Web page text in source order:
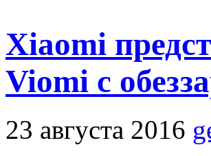
Xiaomi
Viomi с
23 августа 2016